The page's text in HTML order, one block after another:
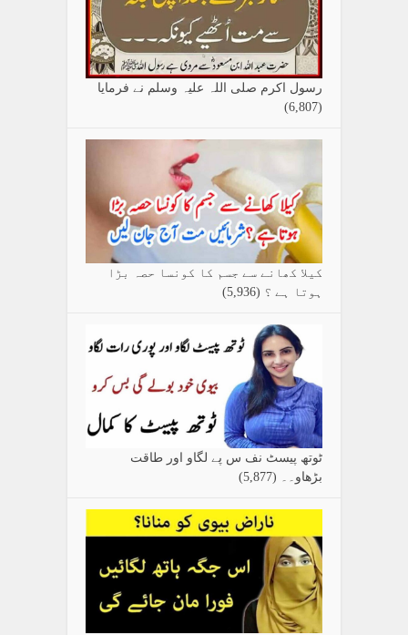
رسول اکرم صلی اللہ علیہ وسلم نے فرمایا
(6,807)
کیلا کھانے سے جسم کا کونسا حصہ بڑا
ہوتا ہے ؟ (5,936)
ٹوتھ پیسٹ نف س پے لگاو اور طاقت
بڑھاو۔۔ (5,877)